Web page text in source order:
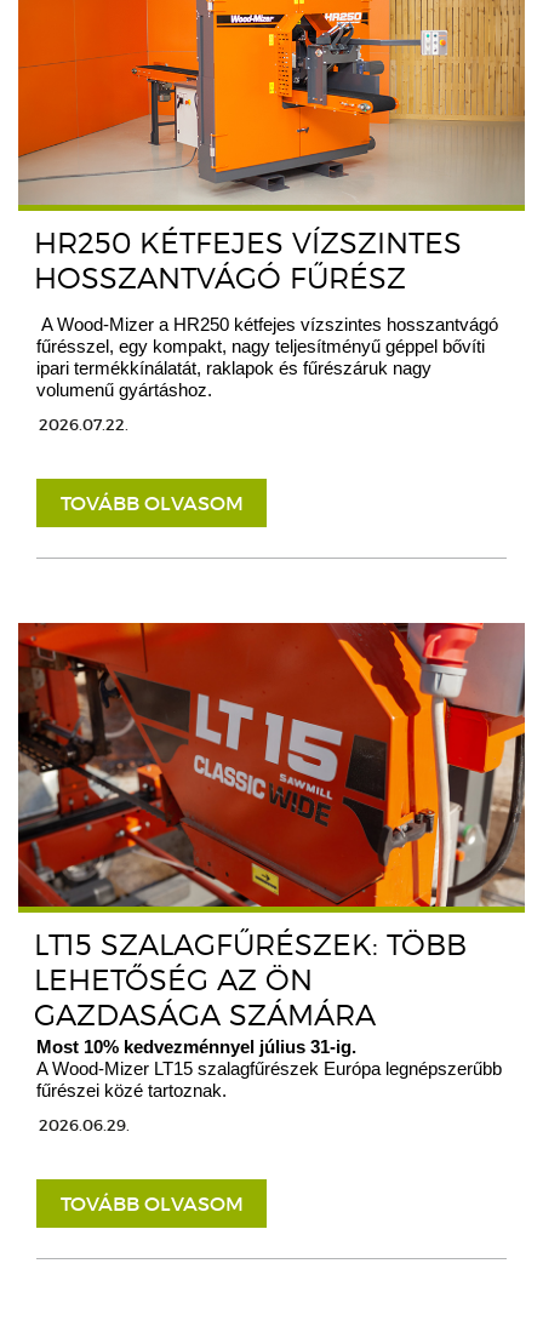
HR250 KÉTFEJES VÍZSZINTES
HOSSZANTVÁGÓ FŰRÉSZ
A Wood-Mizer a HR250 kétfejes vízszintes hosszantvágó
fűrésszel, egy kompakt, nagy teljesítményű géppel bővíti
ipari termékkínálatát, raklapok és fűrészáruk nagy
volumenű gyártáshoz.
2026.07.22.
TOVÁBB OLVASOM
LT15 SZALAGFŰRÉSZEK: TÖBB
LEHETŐSÉG AZ ÖN
GAZDASÁGA SZÁMÁRA
Most 10% kedvezménnyel július 31-ig.
A Wood-Mizer LT15 szalagfűrészek Európa legnépszerűbb
fűrészei közé tartoznak.
2026.06.29.
TOVÁBB OLVASOM